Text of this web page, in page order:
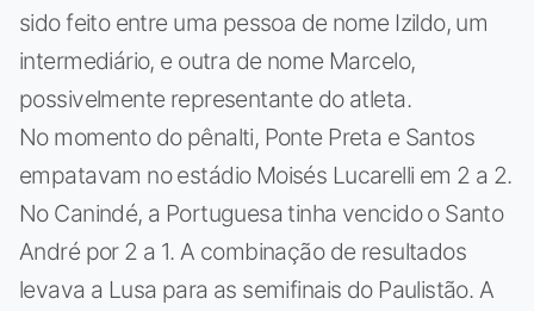
sido feito entre uma pessoa de nome Izildo, um
intermediário, e outra de nome Marcelo,
possivelmente representante do atleta.
No momento do pênalti, Ponte Preta e Santos
empatavam no estádio Moisés Lucarelli em 2 a 2.
No Canindé, a Portuguesa tinha vencido o Santo
André por 2 a 1. A combinação de resultados
levava a Lusa para as semifinais do Paulistão. A